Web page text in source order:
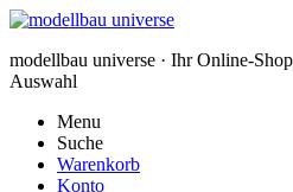
modellbau universe · Ihr Online-
Auswahl
Menu
Suche
Warenkorb
Konto